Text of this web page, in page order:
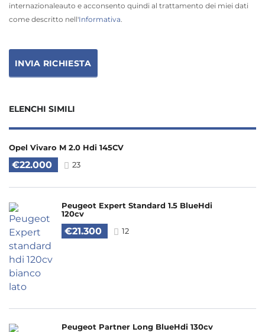
internazionaleauto e acconsento quindi al trattamento dei miei dati
come descritto nell'Informativa
ELENCHI SIMILI
Opel Vivaro M 2.0 Hdi 145CV
€22.000 23
Peugeot Expert Standard 1.5 BlueHdi
120cv
€21.300 12
Peugeot Partner Long BlueHdi 130cv